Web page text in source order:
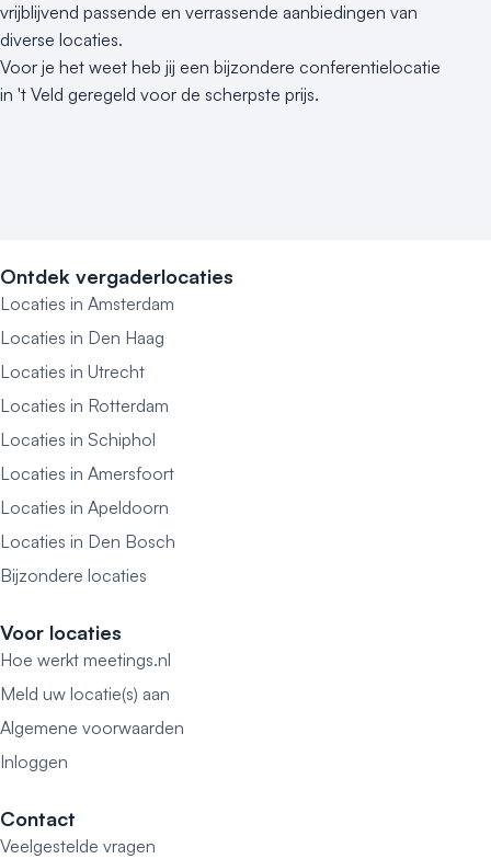
vrijblijvend passende en verrassende aanbiedingen van
diverse locaties.
Voor je het weet heb jij een bijzondere conferentielocatie
in 't Veld geregeld voor de scherpste prijs.
Ontdek vergaderlocaties
Locaties in Amsterdam
Locaties in Den Haag
Locaties in Utrecht
Locaties in Rotterdam
Locaties in Schiphol
Locaties in Amersfoort
Locaties in Apeldoorn
Locaties in Den Bosch
Bijzondere locaties
Voor locaties
Hoe werkt meetings.nl
Meld uw locatie(s) aan
Algemene voorwaarden
Inloggen
Contact
Veelgestelde vragen